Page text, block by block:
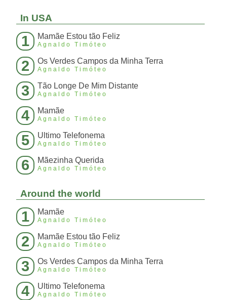
In USA
1 Mamãe Estou tão Feliz
Agnaldo Timóteo
2 Os Verdes Campos da Minha Terra
Agnaldo Timóteo
3 Tão Longe De Mim Distante
Agnaldo Timóteo
4 Mamãe
Agnaldo Timóteo
5 Ultimo Telefonema
Agnaldo Timóteo
6 Mãezinha Querida
Agnaldo Timóteo
Around the world
1 Mamãe
Agnaldo Timóteo
2 Mamãe Estou tão Feliz
Agnaldo Timóteo
3 Os Verdes Campos da Minha Terra
Agnaldo Timóteo
4 Ultimo Telefonema
Agnaldo Timóteo